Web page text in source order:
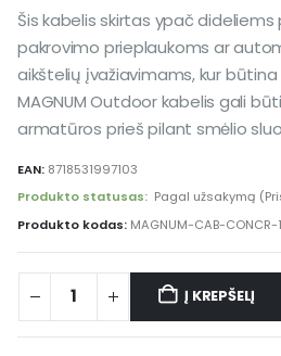
Šis kabelis skirtas ypač
pakrovimo prieplaukoms ar
aikštelių įvažiavimams, kur
MAGNUM Outdoor kabelis gali
armatūros prieš pilant smėlio
EAN: 8718531997103
Produkto statusas: Pagal užsakymą
Produkto kodas: MAGNUM-CAB-CONCR-
Į KREPŠELĮ
Alternative: